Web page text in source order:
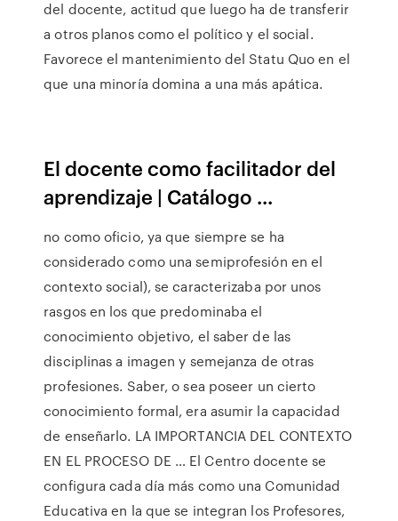
del docente, actitud que luego ha de transferir
a otros planos como el político y el social.
Favorece el mantenimiento del Statu Quo en el
que una minoría domina a una más apática.
El docente como facilitador del
aprendizaje | Catálogo ...
no como oficio, ya que siempre se ha
considerado como una semiprofesión en el
contexto social), se caracterizaba por unos
rasgos en los que predominaba el
conocimiento objetivo, el saber de las
disciplinas a imagen y semejanza de otras
profesiones. Saber, o sea poseer un cierto
conocimiento formal, era asumir la capacidad
de enseñarlo. LA IMPORTANCIA DEL CONTEXTO
EN EL PROCESO DE … El Centro docente se
configura cada día más como una Comunidad
Educativa en la que se integran los Profesores,